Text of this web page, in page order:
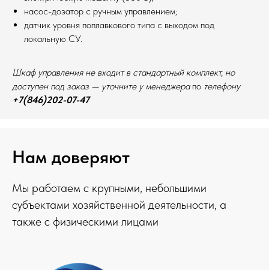
насос-дозатор с ручным управлением;
датчик уровня поплавкового типа с выходом под
локальную СУ.
Шкаф управления не входит в стандартный комплект, но
доступен под заказ — уточните у менеджерапо телефону
+7(846)202-07-47
Нам доверяют
Мы работаем с крупными, небольшими
субъектами хозяйственной деятельности, а
также с физическими лицами